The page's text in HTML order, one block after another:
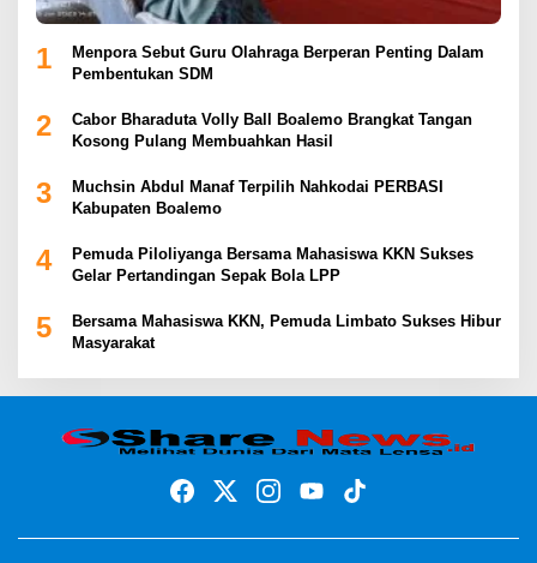
1
Menpora Sebut Guru Olahraga Berperan Penting Dalam
Pembentukan SDM
2
Cabor Bharaduta Volly Ball Boalemo Brangkat Tangan
Kosong Pulang Membuahkan Hasil
3
Muchsin Abdul Manaf Terpilih Nahkodai PERBASI
Kabupaten Boalemo
4
Pemuda Piloliyanga Bersama Mahasiswa KKN Sukses
Gelar Pertandingan Sepak Bola LPP
5
Bersama Mahasiswa KKN, Pemuda Limbato Sukses Hibur
Masyarakat